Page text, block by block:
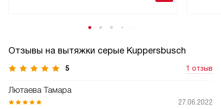
Отзывы на вытяжки серые Kuppersbusch
5 1 отзыв
Лютаева Тамара
27.06.2022